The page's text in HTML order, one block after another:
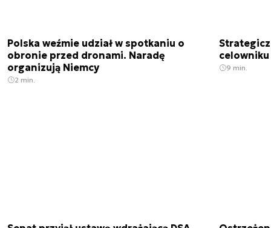
Polska weźmie udział w spotkaniu o
obronie przed dronami. Naradę
organizują Niemcy
2 min.
9 min.